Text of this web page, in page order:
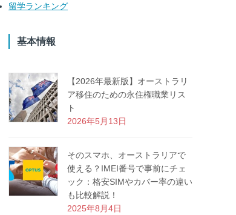
留学ランキング
基本情報
【2026年最新版】オーストラリ
ア移住のための永住権職業リス
ト
2026年5月13日
そのスマホ、オーストラリアで
使える？IMEI番号で事前にチェ
ック：格安SIMやカバー率の違い
も比較解説！
2025年8月4日